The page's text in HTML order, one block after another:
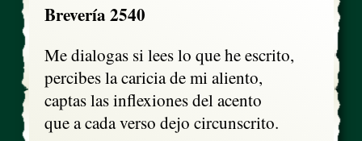
Brevería 2540
Me dialogas si lees lo que he escrito,
percibes la caricia de mi aliento,
captas las inflexiones del acento
que a cada verso dejo circunscrito.